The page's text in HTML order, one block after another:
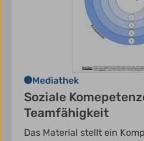
Mediathek
Soziale
Teamfähigkeit
Das Material stellt ein